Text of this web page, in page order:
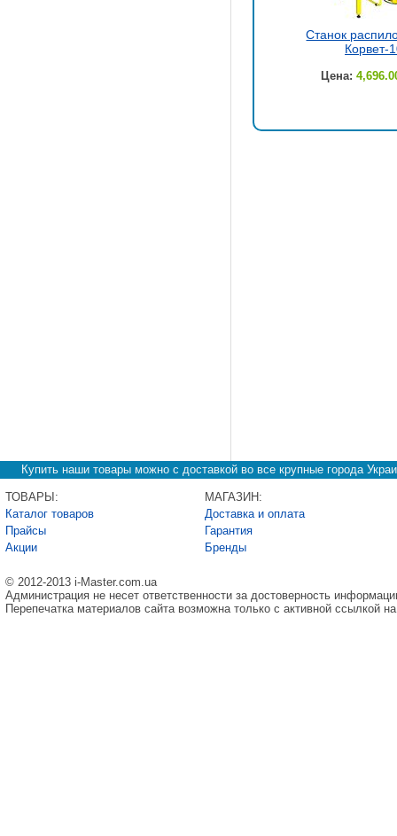
Станок
Корвет-
Цена:
Купить наши товары можно с доставкой во все крупные города
ТОВАРЫ:
Каталог товаров
Прайсы
Акции
МАГАЗИН:
Доставка и оплата
Гарантия
Бренды
© 2012-2013 i-Master.com.ua
Администрация не несет ответственности за достоверность
Перепечатка материалов сайта возможна только с активной ссылкой